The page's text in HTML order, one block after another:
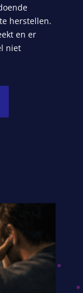
herstellen.
en er
niet